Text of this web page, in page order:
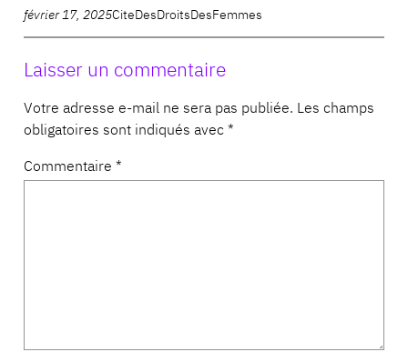
février 17, 2025CiteDesDroitsDesFemmes
Laisser un commentaire
Votre adresse e-mail ne sera pas publiée. Les champs
obligatoires sont indiqués avec *
Commentaire *